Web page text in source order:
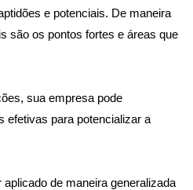
e potenciais. De maneira
são os pontos fortes e áreas que
sua empresa pode
efetivas para potencializar a
de maneira generalizada